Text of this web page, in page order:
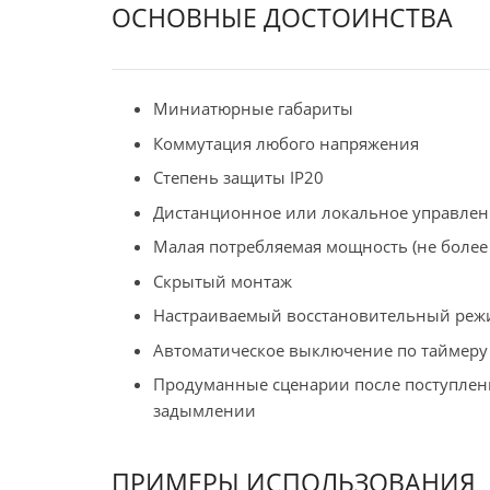
ОСНОВНЫЕ ДОСТОИНСТВА
Миниатюрные габариты
Коммутация любого напряжения
Степень защиты IP20
Дистанционное или локальное
Малая потребляемая мощность (не более
Скрытый монтаж
Настраиваемый восстановительный
Автоматическое выключение по таймеру
Продуманные сценарии после
задымлении
ПРИМЕРЫ ИСПОЛЬЗОВАНИЯ